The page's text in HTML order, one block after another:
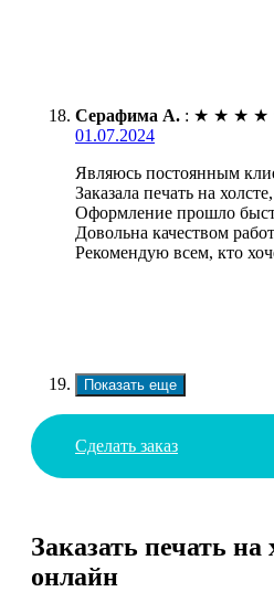
Серафима А. : ★ ★ ★ ★
01.07.2024
Являюсь постоянным
Заказала печать на
Оформление прошло
Довольна качеством
Рекомендую всем, кто
Показать еще
Сделать заказ
Заказать печать на
онлайн